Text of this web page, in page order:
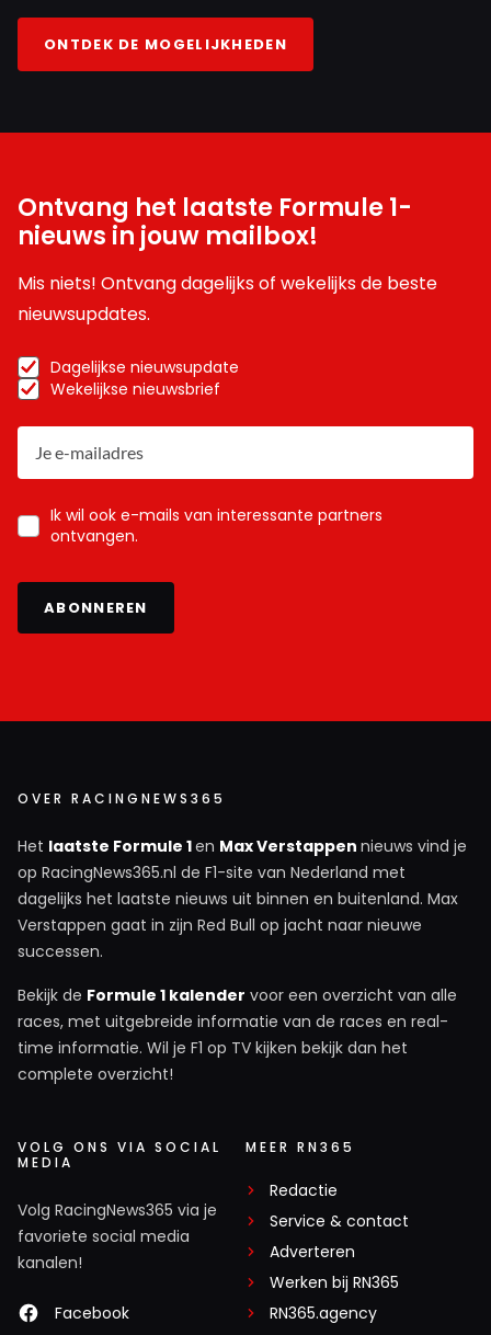
ONTDEK DE MOGELIJKHEDEN
Ontvang het laatste Formule 1-
nieuws in jouw mailbox!
Mis niets! Ontvang dagelijks of wekelijks de beste
nieuwsupdates.
Dagelijkse nieuwsupdate
Wekelijkse nieuwsbrief
Ik wil ook e-mails van interessante partners
ontvangen.
ABONNEREN
OVER RACINGNEWS365
Het laatste Formule 1en Max Verstappen nieuws vind je
op RacingNews365.nl de F1-site van Nederland met
dagelijks het laatste nieuws uit binnen en buitenland. Max
Verstappen gaat in zijn Red Bull op jacht naar nieuwe
successen.
Bekijk de Formule 1 kalender voor een overzicht van alle
races, met uitgebreide informatie van de races en real-
time informatie. Wil je F1 op TV kijken bekijk dan het
complete overzicht!
VOLG ONS VIA SOCIAL
MEDIA
Volg RacingNews365 via je
favoriete social media
kanalen!
Facebook
MEER RN365
Redactie
Service & contact
Adverteren
Werken bij RN365
RN365.agency